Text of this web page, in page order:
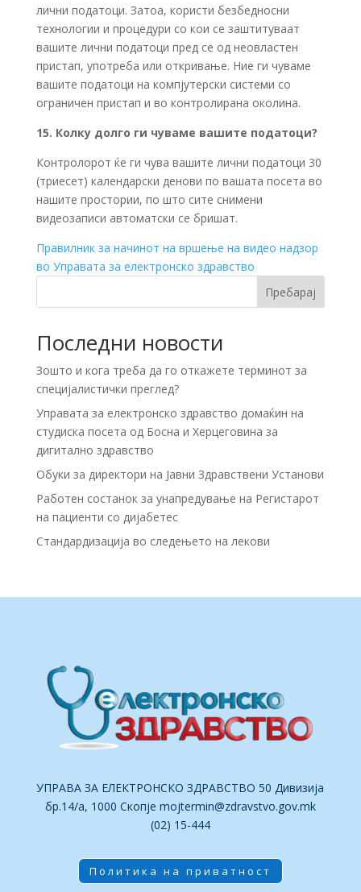
лични податоци. Затоа, користи безбедносни
технологии и процедури со кои се заштитуваат
вашите лични податоци пред се од неовластен
пристап, употреба или откривање. Ние ги чуваме
вашите податоци на компјутерски системи со
ограничен пристап и во контролирана околина.
15. Колку долго ги чуваме вашите податоци?
Контролорот ќе ги чува вашите лични податоци 30
(триесет) календарски денови по вашата посета во
нашите простории, по што сите снимени
видеозаписи автоматски се бришат.
Правилник за начинот на вршење на видео надзор
во Управата за електронско здравство
Пребарај
Последни новости
Зошто и кога треба да го откажете терминот за
специјалистички преглед?
Управата за електронско здравство домаќин на
студиска посета од Босна и Херцеговина за
дигитално здравство
Обуки за директори на Јавни Здравствени Установи
Работен состанок за унапредување на Регистарот
на пациенти со дијабетес
Стандардизација во следењето на лекови
УПРАВА ЗА ЕЛЕКТРОНСКО ЗДРАВСТВО 50 Дивизија
бр.14/а, 1000 Скопје mojtermin@zdravstvo.gov.mk
(02) 15-444
Политика на приватност